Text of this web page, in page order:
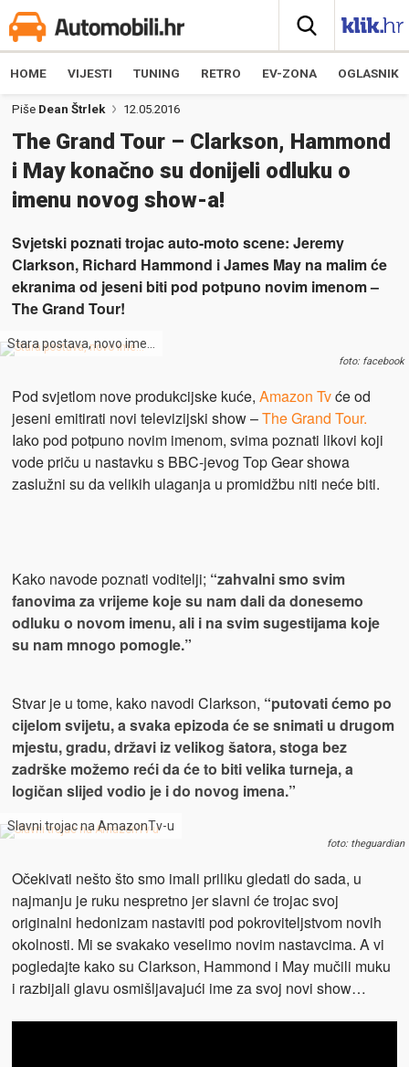
HOME VIJESTI TUNING RETRO EV-ZONA OGLASNIK
Piše Dean Štrlek 12.05.2016
The Grand Tour – Clarkson, Hammond
i May konačno su donijeli odluku o
imenu novog show-a!
Svjetski poznati trojac auto-moto scene: Jeremy
Clarkson, Richard Hammond i James May na malim će
ekranima od jeseni biti pod potpuno novim imenom –
The Grand Tour!
Stara postava, novo ime…
foto: facebook
Pod svjetlom nove produkcijske kuće, Amazon Tvće od
jeseni emitirati novi televizijski show –The Grand Tour.
Iako pod potpuno novim imenom, svima poznati likovi koji
vode priču u nastavku s BBC-jevog Top Gear showa
zaslužni su da velikih ulaganja u promidžbu niti neće biti.
Kako navode poznati voditelji; “zahvalni smo svim
fanovima za vrijeme koje su nam dali da donesemo
odluku o novom imenu, ali i na svim sugestijama koje
su nam mnogo pomogle.”
Stvar je u tome, kako navodi Clarkson, “putovati ćemo po
cijelom svijetu, a svaka epizoda će se snimati u drugom
mjestu, gradu, državi iz velikog šatora, stoga bez
zadrške možemo reći da će to biti velika turneja, a
logičan slijed vodio je i do novog imena.”
Slavni trojac na AmazonTv-u
foto: theguardian
Očekivati nešto što smo imali priliku gledati do sada, u
najmanju je ruku nespretno jer slavni će trojac svoj
originalni hedonizam nastaviti pod pokroviteljstvom novih
okolnosti. Mi se svakako veselimo novim nastavcima. A vi
pogledajte kako su Clarkson, Hammond i May mučili muku
i razbijali glavu osmišljavajući ime za svoj novi show…